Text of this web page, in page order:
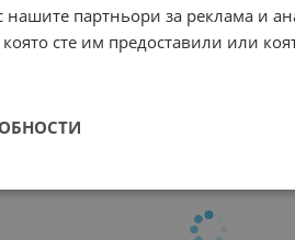
нашите партньори за реклама и
сте им предоставили или